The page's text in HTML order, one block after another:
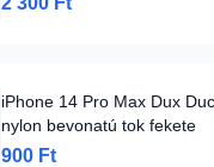
iPhone 14 Pro Max Dux
nylon bevonatú tok fekete
900 Ft